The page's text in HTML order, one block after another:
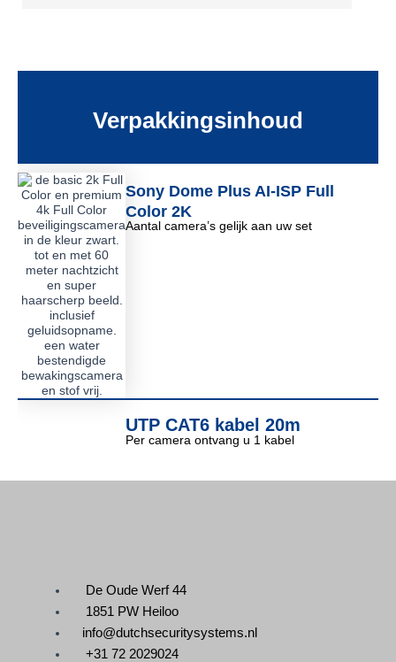
Verpakkingsinhoud
Sony Dome Plus AI-ISP Full
Color 2K
Aantal camera’s gelijk aan uw set
UTP CAT6 kabel 20m
Per camera ontvang u 1 kabel
De Oude Werf 44
1851 PW Heiloo
info@dutchsecuritysystems.nl
+31 72 2029024